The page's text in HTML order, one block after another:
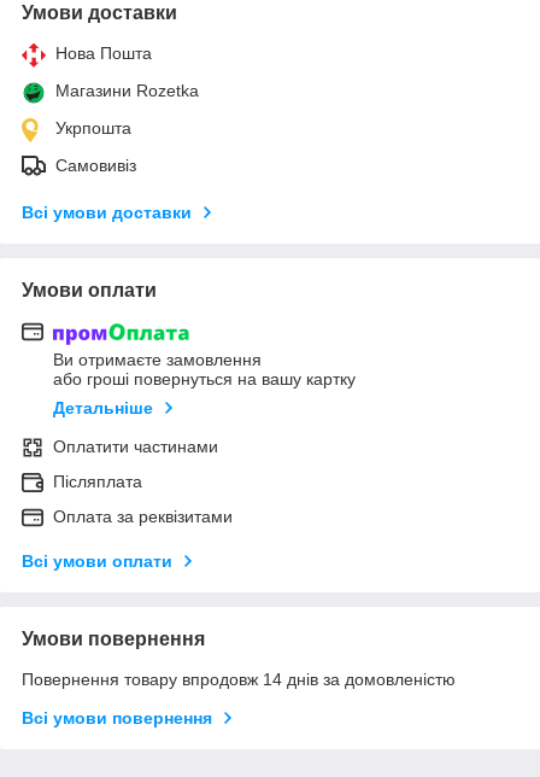
Умови доставки
Нова Пошта
Магазини Rozetka
Укрпошта
Самовивіз
Всі умови доставки
Умови оплати
Ви отримаєте замовлення
або гроші повернуться на вашу картку
Детальніше
Оплатити частинами
Післяплата
Оплата за реквізитами
Всі умови оплати
Умови повернення
Повернення товару впродовж 14 днів за домовленістю
Всі умови повернення